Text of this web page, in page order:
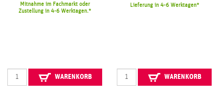
Mitnahme im Fachmarkt oder
Zustellung in 4-6 Werktagen.
WARENKORB
Lieferung in 4-6 Werktagen
WARENKORB